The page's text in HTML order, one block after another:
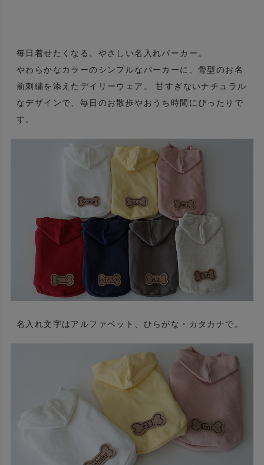
毎日着せたくなる、やさしい名入れパーカー。
やわらかなカラーのシンプルなパーカーに、骨型のお名
前刺繍を添えたデイリーウェア。 甘すぎないナチュラル
なデザインで、毎日のお散歩やおうち時間にぴったりで
す。
名入れ文字はアルファベット、ひらがな・カタカナで。